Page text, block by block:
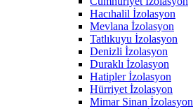
Hacıhalil İzolasyon
Mevlana İzolasyon
Tatlıkuyu İzolasyon
Denizli İzolasyon
Duraklı İzolasyon
Hatipler İzolasyon
Hürriyet İzolasyon
Mimar Sinan İzolasyon